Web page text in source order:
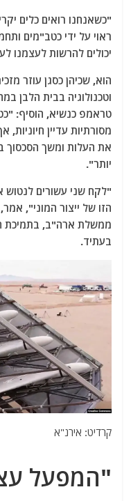
"כשאנחנו רואים כלים
ראוי על ידי כטב"מים
יכולים להרשות לעצמנו
הוא, שכיהן כסגן עוזר
וטכנולוגיה בבית הלבן
טראמפ כנשיא, הוסיף:
מסורתיות עדיין חיוניות,
את העלות ומשך הסכסוך
יותר".
"לקח שני עשורים
הזו של ייצור המוני",
ממשלת ארה"ב, בתמיכת
בעתיד.
קרדיט: אירנ"א
"המפעל